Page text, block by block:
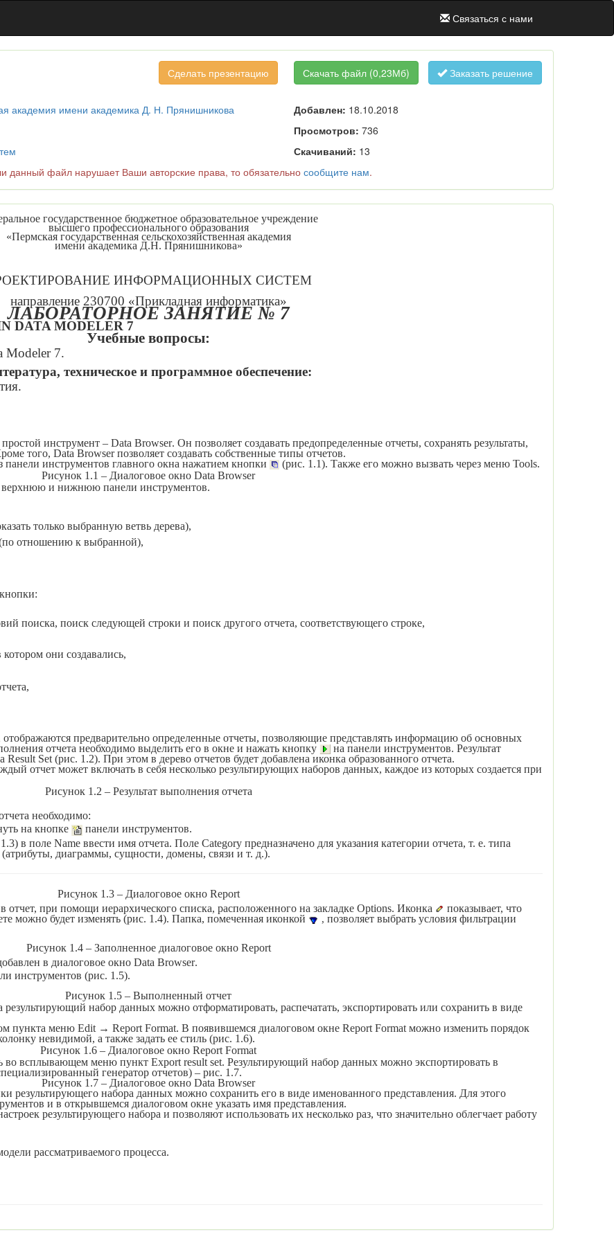
Связаться с нами
Сделать презентацию Скачать файл(0,23Мб) Заказать решение
академия имени академика Д. Н. Прянишникова
Добавлен: 18.10.2018
Просмотров: 736
Скачиваний: 13
файл нарушает Ваши авторские права, то обязательно сообщите нам.
государственное бюджетное образовательное учреждение
высшего профессионального образования
«Пермская государственная сельскохозяйственная академия
имени академика Д.Н. Прянишникова»
ИНФОРМАЦИОННЫХ СИСТЕМ
направление 230700 «Прикладная информатика»
ЛАБОРАТОРНОЕ ЗАНЯТИЕ № 7
DATA MODELER 7
Учебные вопросы:
Modeler 7.
техническое и программное обеспечение:
простой инструмент –Data Browser. Он позволяет создавать предопределенные отчеты, сохра­нять результаты,
того, Data Browserпозволяет создавать собственные типы отчетов.
панели инструментов главного окна нажатием кнопки (рис. 1.1). Также его можно вызвать через менюTools.
Рисунок 1.1 – Диалоговое окно Data Browser
верхнюю и нижнюю панели инструментов.
только выбранную ветвь дерева),
(по отношению к выбранной),
поиска, поиск следующей строки и поиск другого отчета, соответствующего строке,
они создавались,
отображаются предварительно опре­деленные отчеты, позволяющие представлять информацию об основных
отчета необ­ходимо выделить его в окне и нажать кнопку
на панели инструментов. Результат
Result Set (рис. 1.2). При этом в дерево отчетов будет добавлена иконка образованного отчета.
отчет может вклю­чать в себя несколько результирующих наборов данных, каждое из кото­рых создается при
Рисунок 1.2 – Результат выполнения отчета
необходимо:
на кнопке
панели инструментов.
в поле Name ввести имя отчета. Поле Category предназначено для указания категории отчета, т. е. типа
(атрибуты, диаграммы, сущности, домены, связи и т. д.).
Рисунок 1.3 – Диалоговое окно Report
при помощи иерархического списка, расположенного на закладке Options. Иконка
показывает, что
можно будет изменять (рис. 1.4). Папка, помеченная иконкой
, позволяет выбрать условия фильтрации
Рисунок 1.4 – Заполненное диалоговое окно Report
в диалоговое окно Data Browser.
инструментов (рис. 1.5).
Рисунок 1.5 – Выполненный отчет
набор данных можно отформатировать, распечатать, экспортировать или сохра­нить в виде
пункта менюEdit →Report Format. В появившемся диалоговом окнеReport Format можно изменить поря­док
невидимой, а также задать ее стиль (рис. 1.6).
Рисунок 1.6 – Диалоговое окно Report Format
во всплывающем меню пунктExport result set. Результирующий набор данных можно экспорти­ровать в
генератор отчетов) – рис. 1.7.
Рисунок 1.7 – Диалоговое окно Data Browser
результирующего набо­ра данных можно сохранить его в виде именованного представления. Для этого
и в от­крывшемся диалоговом окне указать имя представления.
результирующе­го набора и позволяют использовать их несколько раз, что значительно облегчает работу
рассматриваемого процесса.